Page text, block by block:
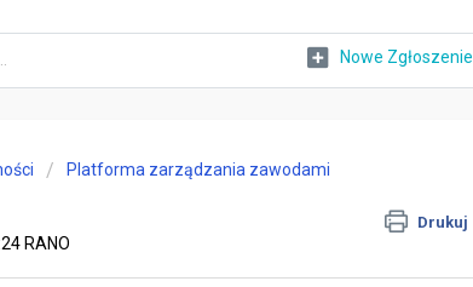
Nowe Zgłoszenie
Platforma zarządzania zawodami
Drukuj
RANO